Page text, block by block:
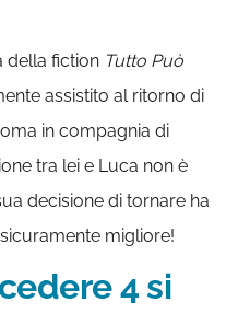
della fiction Tutto Può
assistito al ritorno di
in compagnia di
tra lei e Luca non è
decisione di tornare ha
migliore!
4 si